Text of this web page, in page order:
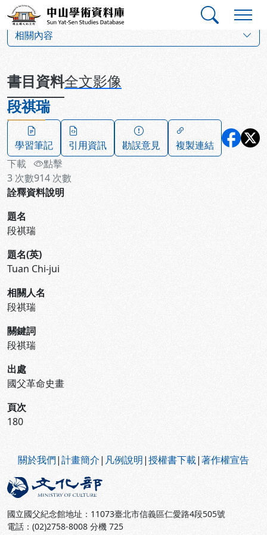
跳到主要內容
中山學術資料庫
相關內容
書目資料全文影像
段祺瑞
學習筆記 引用資訊 勘誤意見
複製連結
下載
3 次數
點擊
914 次數
詮釋資料說明
題名
段祺瑞
題名(英)
Tuan Chi-jui
相關人名
段祺瑞
關鍵詞
段祺瑞
出處
國父革命史畫
頁次
180
關於我們|計畫簡介| 凡例說明|授權書下載|著作權宣告
國立國父紀念館地址：11073臺北市信義區仁愛路4段505號
電話：(02)2758-8008 分機 725